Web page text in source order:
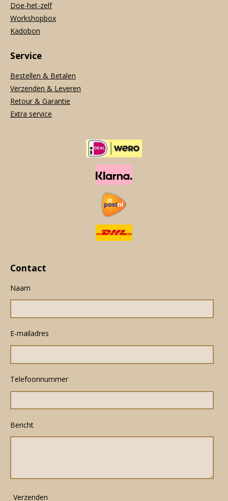
Doe-het-zelf
Workshopbox
Kadobon
Service
Bestellen & Betalen
Verzenden & Leveren
Retour & Garantie
Extra service
Contact
Naam
E-mailadres
Telefoonnummer
Bericht
Verzenden